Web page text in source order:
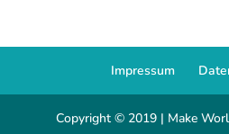
Impressum
Copyright © 2019 | Make